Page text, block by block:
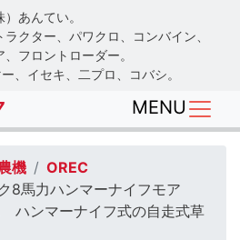
Skip
to
main
content
あんてい。
クター、パワクロ、コンバイン、
フロントローダー。
、イセキ、二プロ、コバシ。
MENU
機
OREC
8馬力ハンマーナイフモア
ハンマーナイフ式の自走式草